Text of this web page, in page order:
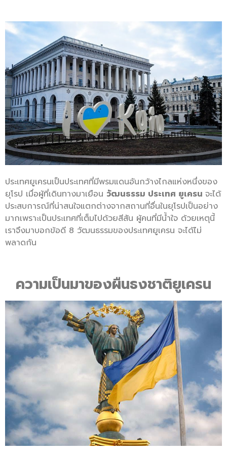
ประเทศยูเครนเป็นประเทศที่มีพรมแดนอันกว้างไกลแห่งหนึ่งของ
ยุโรป เมื่อผู้ที่เดินทางมาเยือน วัฒนธรรม ประเทศ ยูเครน จะได้
ประสบการณ์ที่น่าสนใจแตกต่างจากสถานที่อื่นในยุโรปเป็นอย่าง
มากเพราะเป็นประเทศที่เต็มไปด้วยสีสัน ผู้คนที่มีน้ำใจ ด้วยเหตุนี้
เราจึงมาบอกข้อดี 8 วัฒนธรรมของประเทศยูเครน จะได้ไม่
พลาดกัน
ความเป็นมาของผืนธงชาติยูเครน